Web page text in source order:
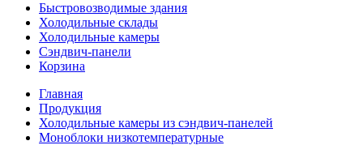
Быстровозводимые здания
Холодильные склады
Холодильные камеры
Сэндвич-панели
Корзина
Главная
Продукция
Холодильные камеры из сэндвич-панелей
Моноблоки низкотемпературные